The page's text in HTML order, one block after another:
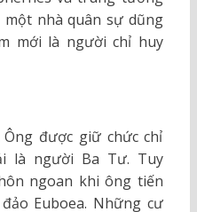
một nhà quân sự dũng
mới là người chỉ huy
được giữ chức chỉ
là người Ba Tư. Tuy
ngoan khi ông tiến
Euboea. Những cư